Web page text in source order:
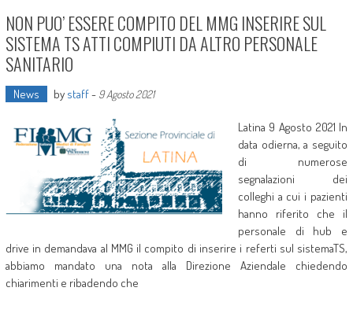
NON PUO’ ESSERE COMPITO DEL MMG INSERIRE SUL
SISTEMA TS ATTI COMPIUTI DA ALTRO PERSONALE
SANITARIO
News by staff- 9 Agosto 2021
Latina 9 Agosto 2021 In
data odierna, a seguito
di numerose
segnalazioni dei
colleghi a cui i pazienti
hanno riferito che il
personale di hub e
drive in demandava al MMG il compito di inserire i referti sul sistemaTS,
abbiamo mandato una nota alla Direzione Aziendale chiedendo
chiarimenti e ribadendo che